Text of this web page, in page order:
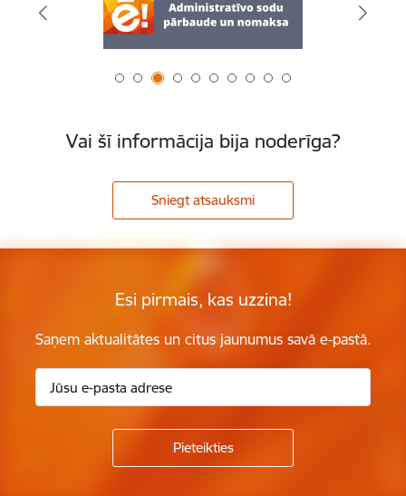
Vai šī informācija bija noderīga?
Sniegt atsauksmi
Esi pirmais, kas uzzina!
Saņem aktualitātes un citus jaunumus savā e-pastā.